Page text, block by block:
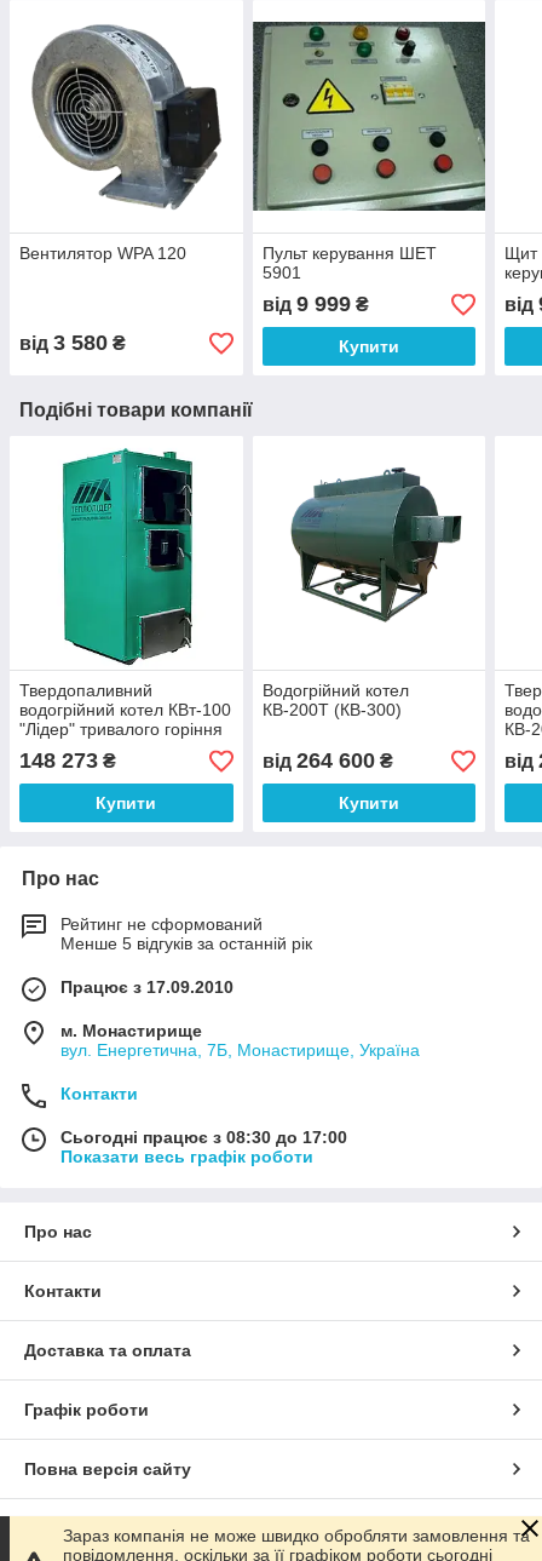
Вентилятор WPA 120
від 3 580 ₴
Пульт керування ШЕТ
5901
від 9 999₴
Купити
Щит
від
Подібні товари компанії
Твердопаливний
водогрійний котел КВт-100
"Лідер" тривалого горіння
148 273 ₴
Купити
Водогрійний котел
КВ-200Т (КВ-300)
від 264 600₴
Купити
КВ-
від
Про нас
Рейтинг не сформований
Менше 5 відгуків за останній рік
Працює з 17.09.2010
м. Монастирище
вул. Енергетична, 7Б, Монастирище, Україна
Контакти
Сьогодні працює з 08:30 до 17:00
Показати весь графік роботи
Про нас
Контакти
Доставка та оплата
Графік роботи
Повна версія сайту
Сайт створено на маркетплейсі Prom.ua
Зараз компанія не може швидко обробляти замовлення та
повідомлення, оскільки за її графіком роботи сьогодні